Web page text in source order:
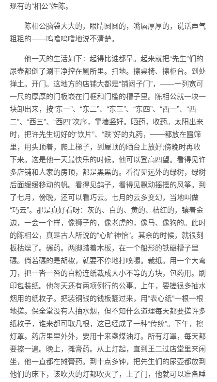
现有的“相公”姓陈。
陈相公脑袋大大的，眼睛圆圆的，嘴唇厚厚的，说话声气
粗粗的——呜噜呜噜地说不清楚。
他一天的生活如下：起得比谁都早。起来就把“先生”们的
尿壶都倒了涮干净控在厕所里。扫地。擦桌椅、擦柜台。到处
掸土。开门。这地方的店铺大都是“铺闼子门”，——一列宽可
一尺的厚厚的门板嵌在门框和门槛的槽子里。陈相公就一块一
块卸出来，按“东一”、“东二”、“东三”、“东四”、“西一”、“西
二”、“西三”、“西四”次序，靠墙竖好。晒药，收药。太阳出来
时，把许先生切好的“饮片”、“跌”好的丸药，——都放在匾筛
里，用头顶着，爬上梯子，到屋顶的晒台上放好;傍晚时再收
下来。这是他一天最快乐的时候。他可以登高四望。看得见许
多店铺和人家的房顶，都是黑黑的。看得见远外的绿树，绿树
后面缓缓移动的帆。看得见鸽子，看得见飘动摇摆的风筝。到
了七月，傍晚，还可以看巧云。七月的云多变幻，当地叫做
“巧云”。那是真好看呀：灰的、白的、黄的、桔红的，镶着金
边，一会一个样，像狮子的，像老虎的，像马、像狗的。此时
的陈相公，真是古人所说的“心旷神怡”。其余的时候，就很刻
板枯燥了。碾药。两脚踏着木板，在一个船形的铁碾槽子里
碾。倘若碾的是胡椒，就要不停地打喷嚏。裁纸。用一个大弯
刀，把一沓一沓的白粉连纸裁成大小不等的方块，包药用。刷
印包装纸。他每天还有两项例行的公事。上午，要搓很多抽水
烟用的纸枚子。把装铜钱的钱板翻过来，用“表心纸”一根一根
地搓。保全堂没有人抽水烟，但不知什么道理每天都要搓许多
纸枚子，谁来都可取几根，这已经成了一种“传统”。下午，擦
灯罩。药店里里外外，要用十来盏煤油灯。所有灯罩，每天都
要擦一遍。晚上，摊膏药。从上灯起，直到王二过店堂里来闲
坐，他一直都在摊膏药。到十点多钟，把先生们的尿壶都放到
他们的床下，该吹灭的灯都吹灭了，上了门，他就可以准备睡